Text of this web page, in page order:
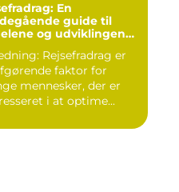
En
guide til
og udviklingen
Rejsefradrag er
faktor for
mennesker, der er
i at optime...